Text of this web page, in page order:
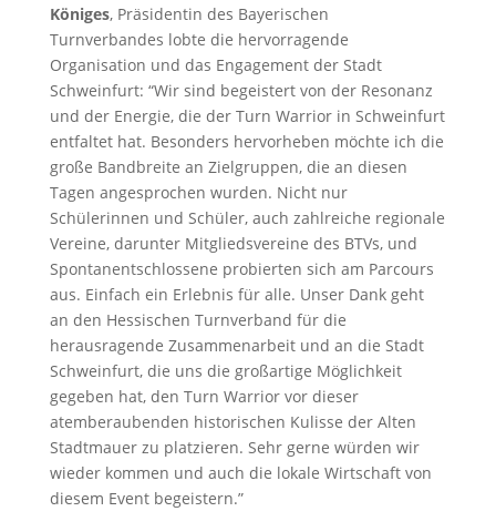
Königes, Präsidentin des Bayerischen
Turnverbandes lobte die hervorragende
Organisation und das Engagement der Stadt
Schweinfurt: “Wir sind begeistert von der Resonanz
und der Energie, die der Turn Warrior in Schweinfurt
entfaltet hat. Besonders hervorheben möchte ich die
große Bandbreite an Zielgruppen, die an diesen
Tagen angesprochen wurden. Nicht nur
Schülerinnen und Schüler, auch zahlreiche regionale
Vereine, darunter Mitgliedsvereine des BTVs, und
Spontanentschlossene probierten sich am Parcours
aus. Einfach ein Erlebnis für alle. Unser Dank geht
an den Hessischen Turnverband für die
herausragende Zusammenarbeit und an die Stadt
Schweinfurt, die uns die großartige Möglichkeit
gegeben hat, den Turn Warrior vor dieser
atemberaubenden historischen Kulisse der Alten
Stadtmauer zu platzieren. Sehr gerne würden wir
wieder kommen und auch die lokale Wirtschaft von
diesem Event begeistern.”